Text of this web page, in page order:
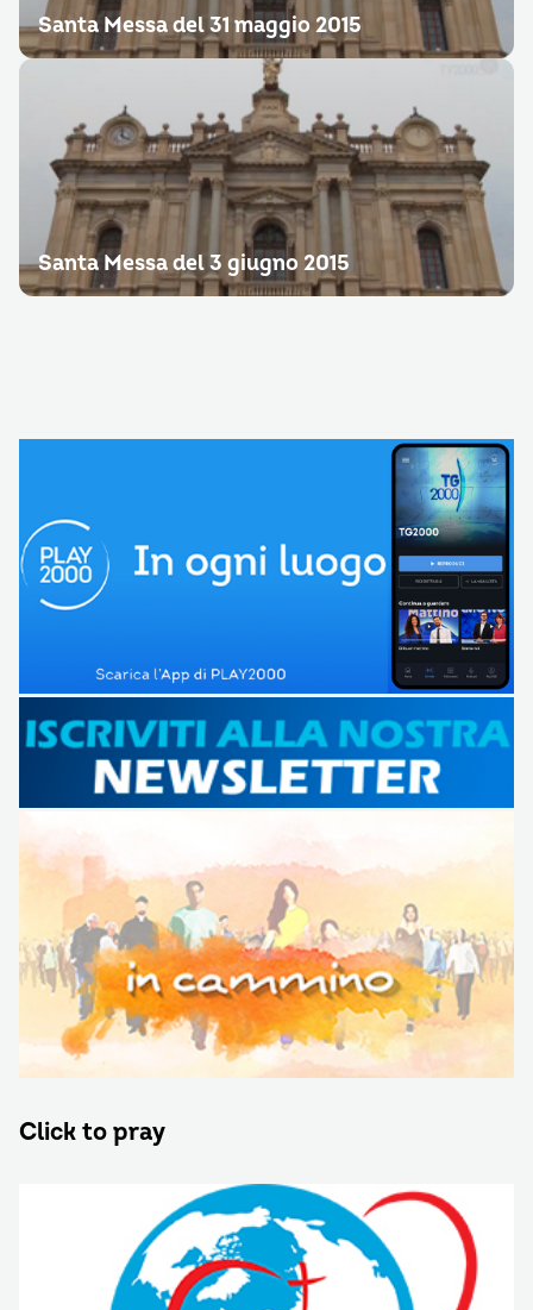
Santa Messa del 31 maggio 2015
Santa Messa del 3 giugno 2015
Click to pray